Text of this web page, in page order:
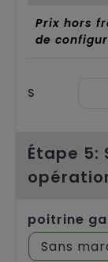
S
Prix hors
de
Étape 5:
poitrine
Sans